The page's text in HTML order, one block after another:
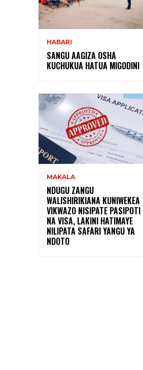
HABARI
SANGU AAGIZA OSHA
KUCHUKUA HATUA MIGODINI ‎
MAKALA
NDUGU ZANGU
WALISHIRIKIANA KUNIWEKEA
VIKWAZO NISIPATE PASIPOTI
NA VISA, LAKINI HATIMAYE
NILIPATA SAFARI YANGU YA
NDOTO